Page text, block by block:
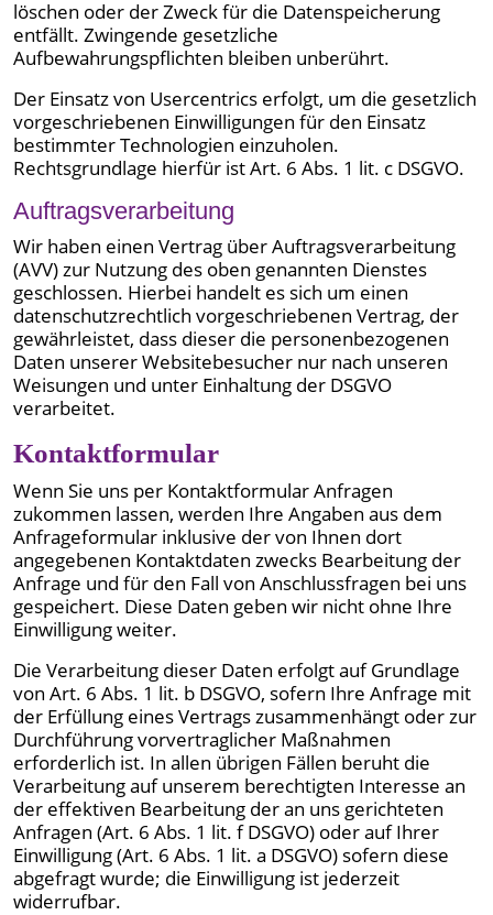
löschen oder der Zweck für die Datenspeicherung
entfällt. Zwingende gesetzliche
Aufbewahrungspflichten bleiben unberührt.
Der Einsatz von Usercentrics erfolgt, um die gesetzlich
vorgeschriebenen Einwilligungen für den Einsatz
bestimmter Technologien einzuholen.
Rechtsgrundlage hierfür ist Art. 6 Abs. 1 lit. c DSGVO.
Auftragsverarbeitung
Wir haben einen Vertrag über Auftragsverarbeitung
(AVV) zur Nutzung des oben genannten Dienstes
geschlossen. Hierbei handelt es sich um einen
datenschutzrechtlich vorgeschriebenen Vertrag, der
gewährleistet, dass dieser die personenbezogenen
Daten unserer Websitebesucher nur nach unseren
Weisungen und unter Einhaltung der DSGVO
verarbeitet.
Kontaktformular
Wenn Sie uns per Kontaktformular Anfragen
zukommen lassen, werden Ihre Angaben aus dem
Anfrageformular inklusive der von Ihnen dort
angegebenen Kontaktdaten zwecks Bearbeitung der
Anfrage und für den Fall von Anschlussfragen bei uns
gespeichert. Diese Daten geben wir nicht ohne Ihre
Einwilligung weiter.
Die Verarbeitung dieser Daten erfolgt auf Grundlage
von Art. 6 Abs. 1 lit. b DSGVO, sofern Ihre Anfrage mit
der Erfüllung eines Vertrags zusammenhängt oder zur
Durchführung vorvertraglicher Maßnahmen
erforderlich ist. In allen übrigen Fällen beruht die
Verarbeitung auf unserem berechtigten Interesse an
der effektiven Bearbeitung der an uns gerichteten
Anfragen (Art. 6 Abs. 1 lit. f DSGVO) oder auf Ihrer
Einwilligung (Art. 6 Abs. 1 lit. a DSGVO) sofern diese
abgefragt wurde; die Einwilligung ist jederzeit
widerrufbar.